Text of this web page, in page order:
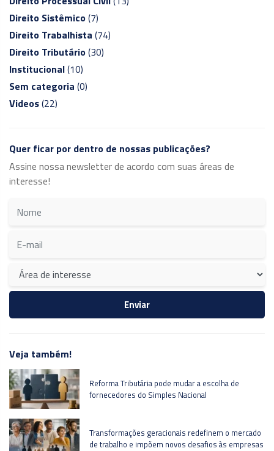
Direito Sistêmico(7)
Direito Trabalhista (74)
Direito Tributário(30)
Institucional(10)
Sem categoria (0)
Videos(22)
Quer ficar por dentro de nossas publicações?
Assine nossa newsletter de acordo com suas áreas de
interesse!
Veja também!
Reforma Tributária pode mudar a escolha de
fornecedores do Simples Nacional
Transformações geracionais redefinem o mercado
de trabalho e impõem novos desafios às empresas